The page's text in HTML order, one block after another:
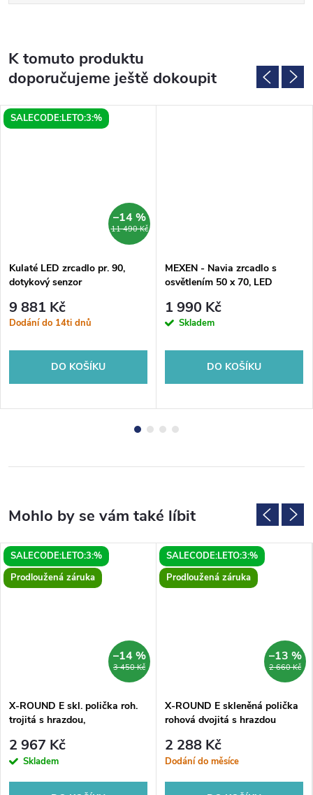
K tomuto produktu
doporučujeme ještě dokoupit
SALECODE:LETO:3:%
11 490 Kč
–14 %
Kulaté LED zrcadlo pr. 90,
dotykový senzor
9 881 Kč
Dodání do 14ti dnů
DO KOŠÍKU
MEXEN - Navia zrcadlo s
osvětlením 50 x 70, LED
1 990 Kč
Skladem
DO KOŠÍKU
SALECODE:LETO:3:%
Prodloužená záruka
3 450 Kč
–14 %
X-ROUND E skl. polička roh.
trojitá s hrazdou,
2 967 Kč
Skladem
SALECODE:LETO:3:%
Prodloužená záruka
2 660 Kč
–13 %
X-ROUND E skleněná polička
rohová dvojitá s hrazdou
2 288 Kč
Dodání do měsíce